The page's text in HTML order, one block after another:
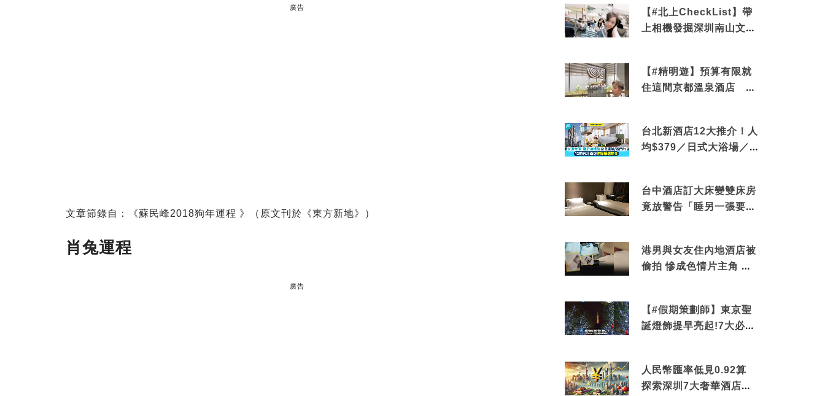
廣告
文章節錄自：《蘇民峰2018狗年運程 》（原文刊於《東方新地》）
肖兔運程
廣告
【#北上CheckList】帶
上相機發掘深圳南山文藝
【#精明遊】預算有限就
住這間京都溫泉酒店 車
台北新酒店12大推介！人
均$379／日式大浴場／1
台中酒店訂大床變雙床房
竟放警告「睡另一張要加
港男與女友住內地酒店被
偷拍 慘成色情片主角 鏡
【#假期策劃師】東京聖
誕燈飾提早亮起!7大必去
人民幣匯率低見0.92算
探索深圳7大奢華酒店體